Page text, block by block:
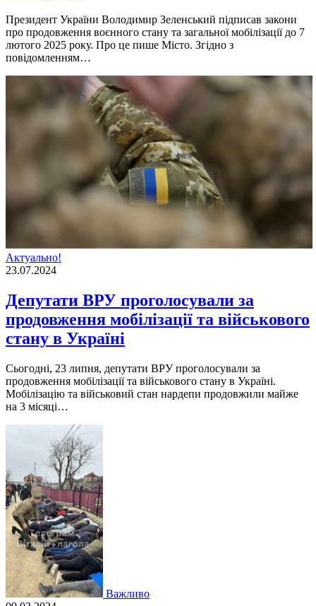
Президент України Володимир Зеленський підписав закони
про продовження воєнного стану та загальної мобілізації до 7
лютого 2025 року. Про це пише Місто. Згідно з
повідомленням…
Актуально!
23.07.2024
Депутати ВРУ проголосували за
продовження мобілізації та військового
стану в Україні
Сьогодні, 23 липня, депутати ВРУ проголосували за
продовження мобілізації та військового стану в Україні.
Мобілізацію та військовий стан нардепи продовжили майже
на 3 місяці…
Важливо